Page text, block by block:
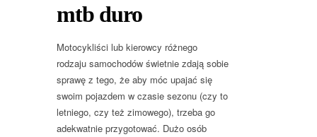
mtb duro
Motocykliści lub kierowcy różnego
rodzaju samochodów świetnie zdają sobie
sprawę z tego, że aby móc upajać się
swoim pojazdem w czasie sezonu (czy to
letniego, czy też zimowego), trzeba go
adekwatnie przygotować. Dużo osób